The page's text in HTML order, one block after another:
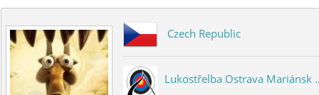
Czech Republic
Lukostřelba Ostrava Mariánsk